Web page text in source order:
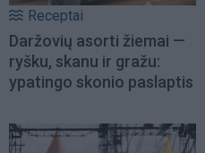
Receptai
Daržovių asorti žiemai —
ryšku, skanu ir gražu:
ypatingo skonio paslaptis